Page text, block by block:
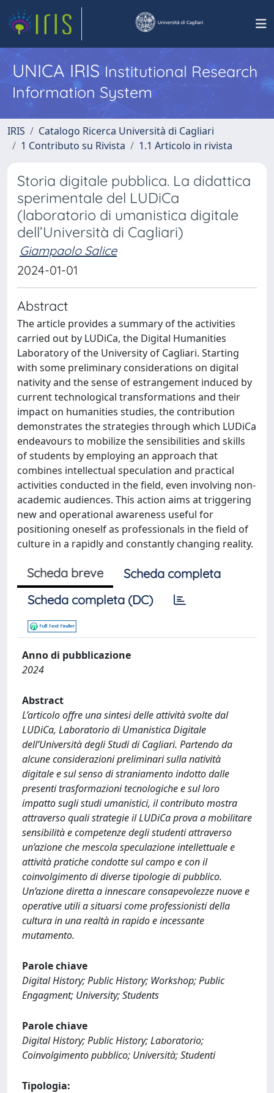
UNICA IRISInstitutional Research
Information System
IRIS
Catalogo Ricerca Università di Cagliari
1 Contributo su Rivista
1.1 Articolo in rivista
Storia digitale pubblica. La didattica
sperimentale del LUDiCa
(laboratorio di umanistica digitale
dell’Università di Cagliari)
Giampaolo Salice
2024-01-01
Abstract
The article provides a summary of the activities
carried out by LUDiCa, the Digital Humanities
Laboratory of the University of Cagliari. Starting
with some preliminary considerations on digital
nativity and the sense of estrangement induced by
current technological transformations and their
impact on humanities studies, the contribution
demonstrates the strategies through which LUDiCa
endeavours to mobilize the sensibilities and skills
of students by employing an approach that
combines intellectual speculation and practical
activities conducted in the field, even involving non-
academic audiences. This action aims at triggering
new and operational awareness useful for
positioning oneself as professionals in the field of
culture in a rapidly and constantly changing reality.
Scheda breve
Scheda completa
Scheda completa (DC)
Anno di pubblicazione
2024
Abstract
L’articolo offre una sintesi delle attività svolte dal
LUDiCa, Laboratorio di Umanistica Digitale
dell’Università degli Studi di Cagliari. Partendo da
alcune considerazioni preliminari sulla natività
digitale e sul senso di straniamento indotto dalle
presenti trasformazioni tecnologiche e sul loro
impatto sugli studi umanistici, il contributo mostra
attraverso quali strategie il LUDiCa prova a mobilitare
sensibilità e competenze degli studenti attraverso
un’azione che mescola speculazione intellettuale e
attività pratiche condotte sul campo e con il
coinvolgimento di diverse tipologie di pubblico.
Un’azione diretta a innescare consapevolezze nuove e
operative utili a situarsi come professionisti della
cultura in una realtà in rapido e incessante
mutamento.
Parole chiave
Digital History; Public History; Workshop; Public
Engagment; University; Students
Parole chiave
Digital History; Public History; Laboratorio;
Coinvolgimento pubblico; Università; Studenti
Tipologia: